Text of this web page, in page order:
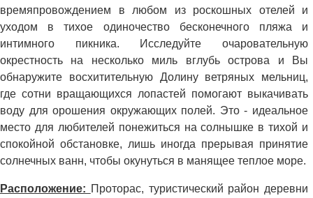
времяпровождением в любом из роскошных отелей и
уходом в тихое одиночество бесконечного пляжа и
интимного пикника. Исследуйте очаровательную
окрестность на несколько миль вглубь острова и Вы
обнаружите восхитительную Долину ветряных мельниц,
где сотни вращающихся лопастей помогают выкачивать
воду для орошения окружающих полей. Это - идеальное
место для любителей понежиться на солнышке в тихой и
спокойной обстановке, лишь иногда прерывая принятие
солнечных ванн, чтобы окунуться в манящее теплое море.
Расположение: Проторас, туристический район деревни